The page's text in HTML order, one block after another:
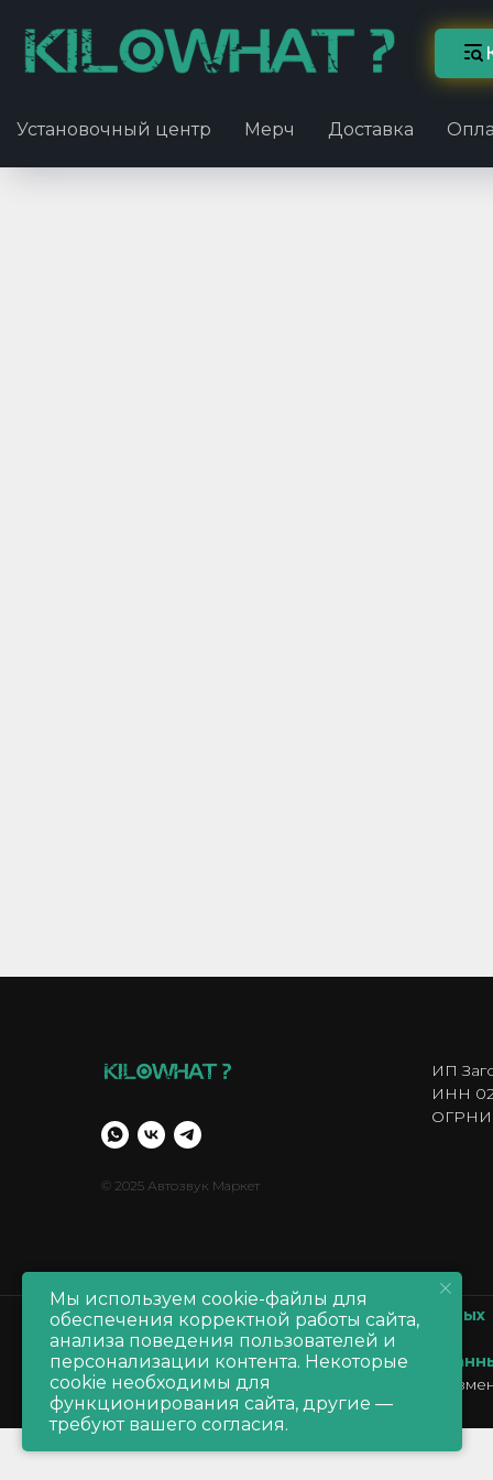
Установочный центр Мерч Доставка
© 2025 Автозвук Маркет
ИП
ИНН
Политика обработки персональных данных
Политика обработкиcookie
Согласие на обработку персональных
Производитель оставляет за собой право
продавца
Мы используем cookie-файлы для
обеспечения корректной работы сайта,
анализа поведения пользователей и
персонализации контента. Некоторые
cookie необходимы для
функционирования сайта, другие —
требуют вашего согласия.